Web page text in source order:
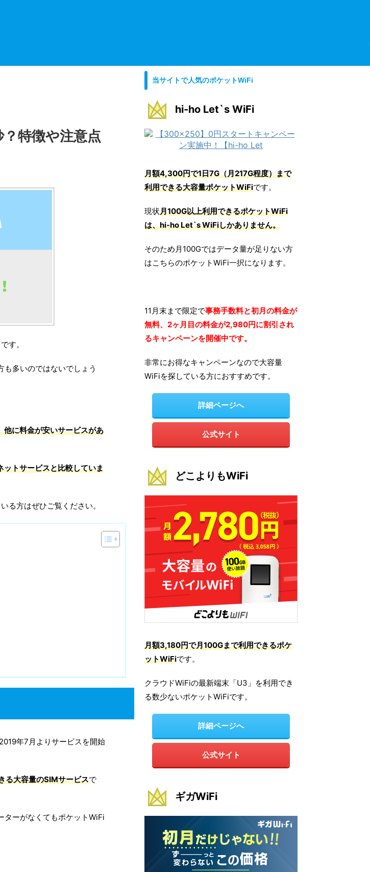
特徴や注意点
す。
多いのではないでしょう
に料金が安いサービスがあ
トサービスと比較していま
る方はぜひご覧ください。
年7月よりサービスを開始
大容量のSIMサービスで
ターがなくてもポケットWiFi
当サイトで人気のポケットWiFi
hi-ho Let`s WiFi
月額4,300円で1日7G（月217G程度）まで
利用できる大容量ポケットWiFiです。
現状月100G以上利用できるポケットWiFi
は、hi-ho Let`s WiFiしかありません。
そのため月100Gではデータ量が足りない方
はこちらのポケットWiFi一択になります。
11月末まで限定で事務手数料と初月の料金が
無料、2ヶ月目の料金が2,980円に割引され
るキャンペーンを開催中です。
非常にお得なキャンペーンなので大容量
WiFiを探している方におすすめです。
詳細ページへ
公式サイト
どこよりもWiFi
月額3,180円で月100Gまで利用できるポケ
ットWiFiです。
クラウドWiFiの最新端末「U3」を利用でき
る数少ないポケットWiFiです。
詳細ページへ
公式サイト
ギガWiFi